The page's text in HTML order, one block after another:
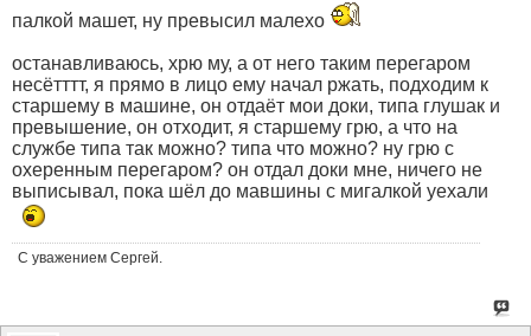
палкой машет, ну превысил малехо
останавливаюсь, хрю му, а от него таким перегаром
несётттт, я прямо в лицо ему начал ржать, подходим к
старшему в машине, он отдаёт мои доки, типа глушак и
превышение, он отходит, я старшему грю, а что на
службе типа так можно? типа что можно? ну грю с
охеренным перегаром? он отдал доки мне, ничего не
выписывал, пока шёл до мавшины с мигалкой уехали
С уважением Сергей.